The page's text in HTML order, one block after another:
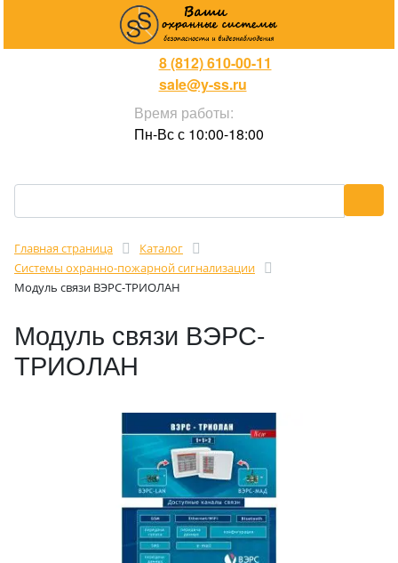
8 (812) 610-00-11
sale@y-ss.ru
Время работы:
Пн-Вс с 10:00-18:00
Главная страница
Каталог
Cистемы охранно-пожарной сигнализации
Модуль связи ВЭРС-ТРИОЛАН
Модуль связи ВЭРС-
ТРИОЛАН